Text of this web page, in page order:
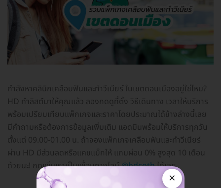
กำลังหาคลินิกเคลือบฟันและทำวีเนียร์ ในเขตดอนเมืองอยู่ใช่ไหม?
HD ทำลิสต์มาให้คุณแล้ว ลองกดดูที่ตั้ง วิธีเดินทาง เวลาให้บริการ
พร้อมเปรียบเทียบแพ็กเกจและราคาโดยประมาณได้ข้างล่างนี้เลย
มีคำถามหรือต้องการข้อมูลเพิ่มเติม แอดมินพร้อมให้บริการทุกวัน
ตั้งแต่ 09.00-01.00 น. ถ้าจองแพ็กเกจเคลือบฟันและทำวีเนียร์
ผ่าน HD มีส่วนลดหรือแคชแบ็กให้ แถมผ่อน 0% สูงสุด 10 เดือน
ด้วยนะ! กดเพิ่มเราเป็นเพื่อนทางไลน์@hdcothได้เลย
×